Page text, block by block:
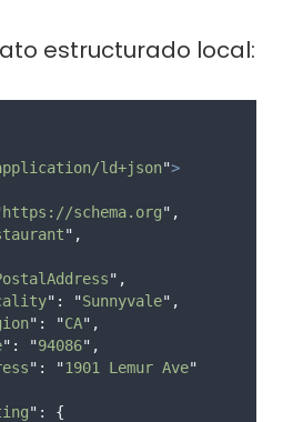
estructurado local:
ld+json">
https://schema.org" ,
" ,
" ,
" : "Sunnyvale" ,
" : "CA" ,
" : "94086" ,
" : "1901 Lemur Ave"
" : {